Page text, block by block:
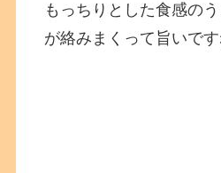
もっちりとした食感の
が絡みまくって旨いです